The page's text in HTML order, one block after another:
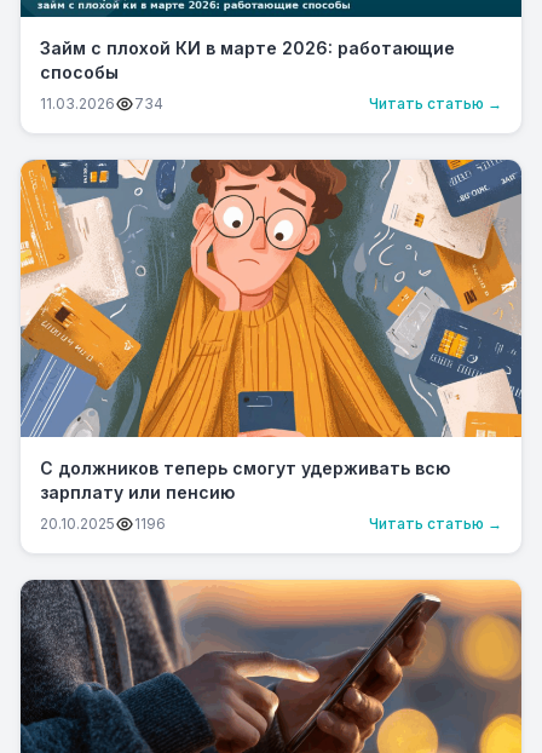
Займ с плохой КИ в марте 2026: работающие
способы
11.03.2026 734 Читать статью →
С должников теперь смогут удерживать всю
зарплату или пенсию
20.10.2025 1196 Читать статью →